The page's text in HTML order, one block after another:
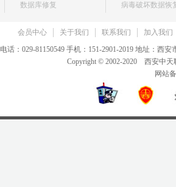
数据库修复
病毒破坏数据恢
会员中心 关于我们 联系我们
加入我们
电话：029-81150549 手机：151-2901-2019 地址：西
Copyright © 2002-2020 西安中
网站